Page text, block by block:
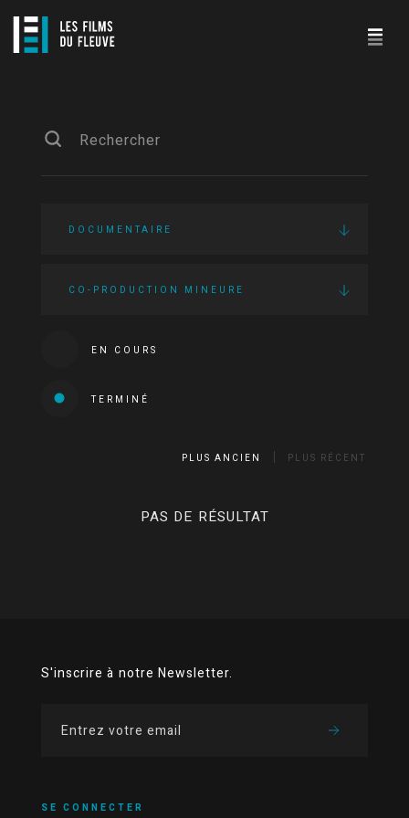
DOCUMENTAIRE
CO-PRODUCTION MINEURE
EN COURS
TERMINÉ
PLUS ANCIEN PLUS RÉCENT
PAS DE RÉSULTAT
S'inscrire à notre Newsletter.
SE CONNECTER